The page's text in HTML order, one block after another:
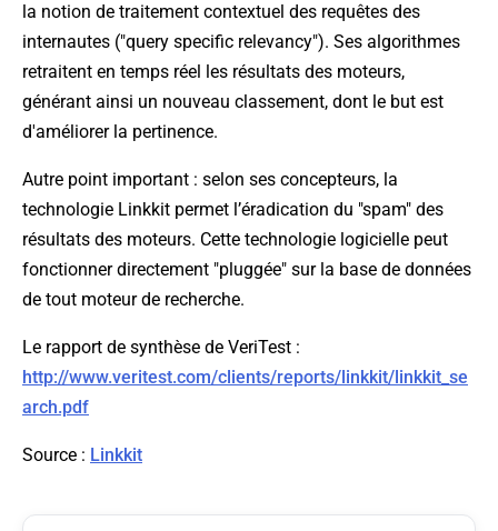
la notion de traitement contextuel des requêtes des
internautes ("query specific relevancy"). Ses algorithmes
retraitent en temps réel les résultats des moteurs,
générant ainsi un nouveau classement, dont le but est
d'améliorer la pertinence.
Autre point important : selon ses concepteurs, la
technologie Linkkit permet l’éradication du "spam" des
résultats des moteurs. Cette technologie logicielle peut
fonctionner directement "pluggée" sur la base de données
de tout moteur de recherche.
Le rapport de synthèse de VeriTest :
http://www.veritest.com/clients/reports/linkkit/linkkit_se
arch.pdf
Source : Linkkit